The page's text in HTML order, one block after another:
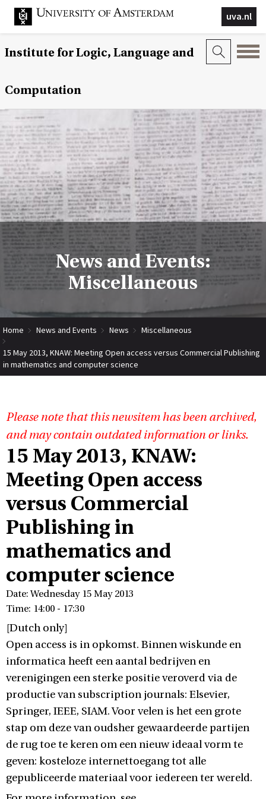
uva.nl
Institute for Logic, Language and
Computation
News and Events:
Miscellaneous
Home News and Events News Miscellaneous
15 May 2013, KNAW: Meeting Open access versus Commercial Publishing
in mathematics and computer science
Please note that this newsitem has been archived,
and may contain outdated information or links.
15 May 2013, KNAW:
Meeting Open access
versus Commercial
Publishing in
mathematics and
computer science
Date: Wednesday 15 May 2013
Time: 14:00 - 17:30
[Dutch only]
Open access is in opkomst. Binnen wiskunde en
informatica heeft een aantal bedrijven en
verenigingen een sterke positie veroverd via de
productie van subscription journals: Elsevier,
Springer, IEEE, SIAM. Voor velen is het een grote
stap om deze van oudsher gewaardeerde partijen
de rug toe te keren om een nieuw ideaal vorm te
geven: kosteloze internettoegang tot alle
gepubliceerde materiaal voor iedereen ter wereld.